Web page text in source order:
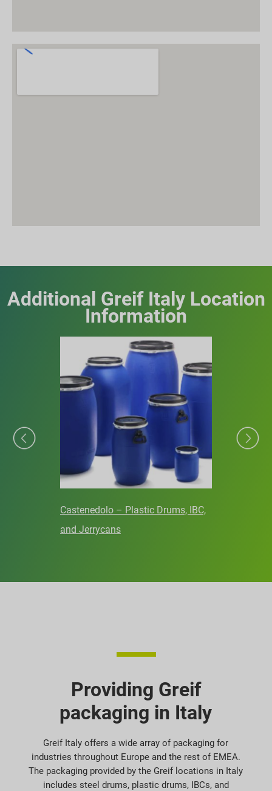
Additional Greif Italy Location
Information
Castenedolo – Plastic Drums, IBC,
and Jerrycans
Providing Greif
packaging in Italy
Greif Italy offers a wide array of packaging for
industries throughout Europe and the rest of EMEA.
The packaging provided by the Greif locations in Italy
includes steel drums, plastic drums, IBCs, and